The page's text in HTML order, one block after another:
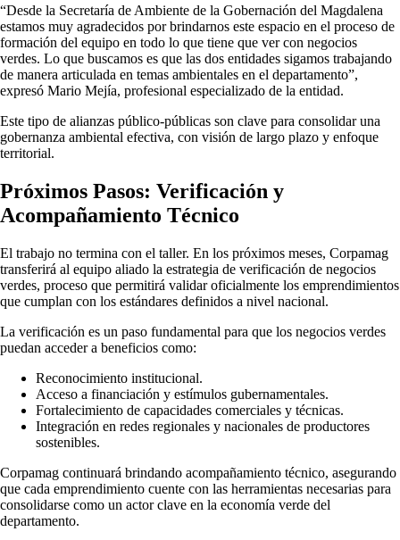
“Desde la Secretaría de Ambiente de la Gobernación del Magdalena
estamos muy agradecidos por brindarnos este espacio en el proceso de
formación del equipo en todo lo que tiene que ver con negocios
verdes. Lo que buscamos es que las dos entidades sigamos trabajando
de manera articulada en temas ambientales en el departamento”,
expresó Mario Mejía, profesional especializado de la entidad.
Este tipo de alianzas público-públicas son clave para consolidar una
gobernanza ambiental efectiva, con visión de largo plazo y enfoque
territorial.
Próximos Pasos: Verificación y
Acompañamiento Técnico
El trabajo no termina con el taller. En los próximos meses, Corpamag
transferirá al equipo aliado la estrategia de verificación de negocios
verdes, proceso que permitirá validar oficialmente los emprendimientos
que cumplan con los estándares definidos a nivel nacional.
La verificación es un paso fundamental para que los negocios verdes
puedan acceder a beneficios como:
Reconocimiento institucional.
Acceso a financiación y estímulos gubernamentales.
Fortalecimiento de capacidades comerciales y técnicas.
Integración en redes regionales y nacionales de productores
sostenibles.
Corpamag continuará brindando acompañamiento técnico, asegurando
que cada emprendimiento cuente con las herramientas necesarias para
consolidarse como un actor clave en la economía verde del
departamento.